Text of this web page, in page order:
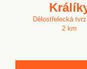
Dělostřelecká
2 km